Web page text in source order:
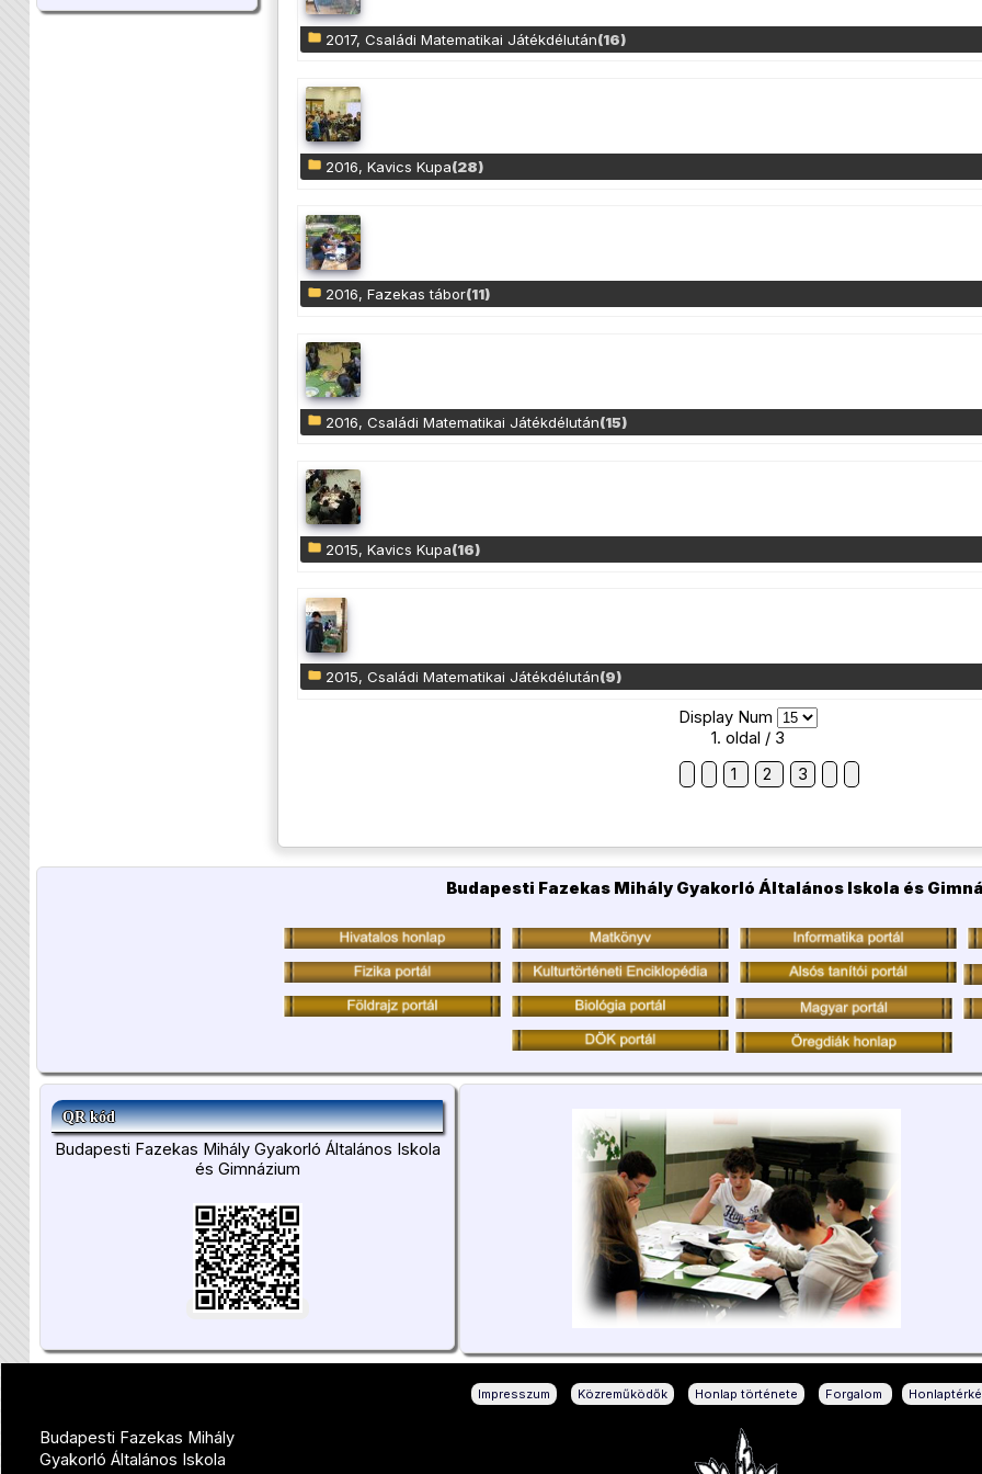
2017, Családi Matematikai Játékdélután(16)
2016, Kavics Kupa(28)
2016, Fazekas tábor(11)
2016, Családi Matematikai Játékdélután(15)
2015, Kavics Kupa(16)
2015, Családi Matematikai Játékdélután(9)
Display Num
1. oldal / 3
1
2 3
Budapesti Fazekas Mihály Gyakorló Általános Iskola és
QR kód
Budapesti Fazekas Mihály Gyakorló Általános Iskola
és Gimnázium
Impresszum | Közreműködők | Honlap története | Forgalom |
Budapesti Fazekas Mihály
Gyakorló Általános Iskola